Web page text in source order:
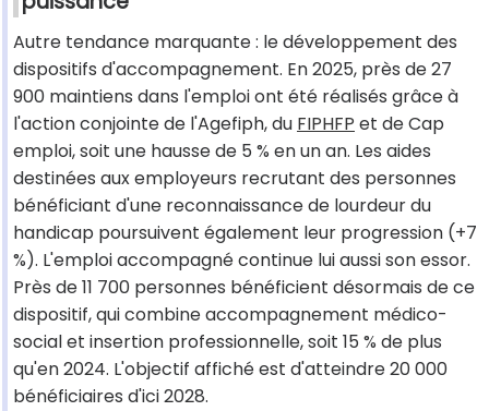
Autre tendance marquante : le développement des
dispositifs d'accompagnement. En 2025, près de 27
900 maintiens dans l'emploi ont été réalisés grâce à
l'action conjointe de l'Agefiph, du FIPHFP et de Cap
emploi, soit une hausse de 5 % en un an. Les aides
destinées aux employeurs recrutant des personnes
bénéficiant d'une reconnaissance de lourdeur du
handicap poursuivent également leur progression (+7
%). L'emploi accompagné continue lui aussi son essor.
Près de 11 700 personnes bénéficient désormais de ce
dispositif, qui combine accompagnement médico-
social et insertion professionnelle, soit 15 % de plus
qu'en 2024. L'objectif affiché est d'atteindre 20 000
bénéficiaires d'ici 2028.